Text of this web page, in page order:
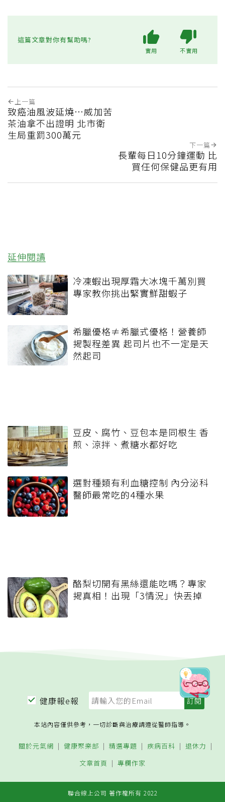
這篇文章對你有幫助嗎?
實用 不實用
上一篇
致癌油風波延燒…威加苦
茶油拿不出證明 北市衛
生局重罰300萬元
下一篇
長輩每日10分鐘運動 比
買任何保健品更有用
延伸閱讀
冷凍蝦出現厚霜大冰塊千萬別買
專家教你挑出緊實鮮甜蝦子
希臘優格≠希臘式優格！營養師
揭製程差異 起司片也不一定是天
然起司
豆皮、腐竹、豆包本是同根生 香
煎、涼拌、煮糖水都好吃
選對種類有利血糖控制 內分泌科
醫師最常吃的4種水果
酪梨切開有黑絲還能吃嗎？專家
揭真相！出現「3情況」快丟掉
健康報e報
本站內容僅供參考，一切診斷與治療請遵從醫師指導。
關於元氣網 健康聚樂部 精選專題 疾病百科
退休力
文章首頁
專欄作家
聯合線上公司 著作權所有 2022